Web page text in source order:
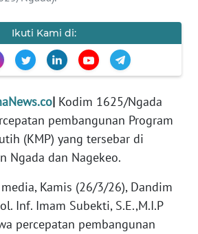
Ikuti Kami di:
| Kodim 1625/Ngada
pembangunan Program
(KMP) yang tersebar di
Ngada dan Nagekeo.
Kamis (26/3/26), Dandim
Inf. Imam Subekti, S.E.,M.I.P
percepatan pembangunan